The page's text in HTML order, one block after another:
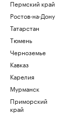
Пермский край
Ростов-на-Дону
Татарстан
Тюмень
Черноземье
Кавказ
Карелия
Мурманск
Приморский
край